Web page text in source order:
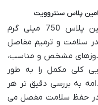
پلاس سنتروویت
ترکیبات موجود در قرص گلوکزامین پلاس 750 میلی گرم
سلامت و ترمیم مفاصل
دوزهای مشخص و مناسب،
کلی مکمل را به طور
به بررسی دقیق تر هر
در حفظ سلامت مفصل می